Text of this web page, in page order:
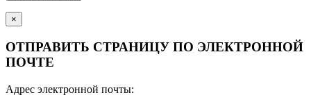
×
ОТПРАВИТЬ СТРАНИЦУ ПО ЭЛЕКТРОННОЙ
ПОЧТЕ
Адрес электронной почты: